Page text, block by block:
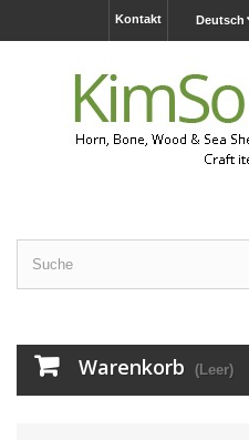
Deutsch
Kontakt
Warenkorb (Leer)